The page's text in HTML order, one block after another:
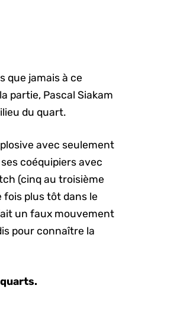
que jamais à ce
partie, Pascal Siakam
du quart.
avec seulement
coéquipiers avec
(cinq au troisième
plus tôt dans le
un faux mouvement
pour connaître la